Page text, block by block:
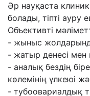
Əр науқаста
болады, тіпті ауру
Объективті
- жыныс жолдарында
- жатыр денесі
- аналық бездің
көлемінің үлкеюі
- тубоовариалдық